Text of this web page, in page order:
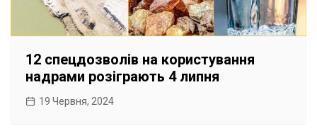
12 спецдозволів на користування
надрами розіграють 4 липня
19 Червня, 2024